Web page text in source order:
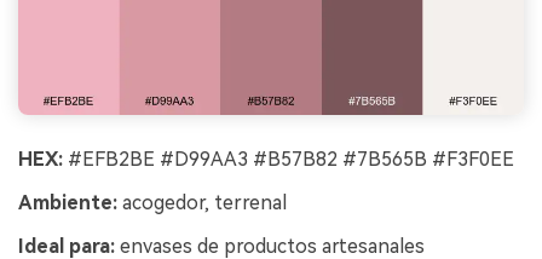
HEX: #EFB2BE #D99AA3 #B57B82 #7B565B #F3F0EE
Ambiente: acogedor, terrenal
Ideal para: envases de productos artesanales